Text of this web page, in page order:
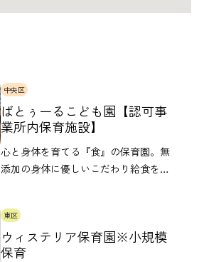
中央区
ばとぅーるこども園【認可事
業所内保育施設】
心と身体を育てる『食』の保育園。無
添加の身体に優しいこだわり給食を提
東区
ウィステリア保育園※小規模
保育